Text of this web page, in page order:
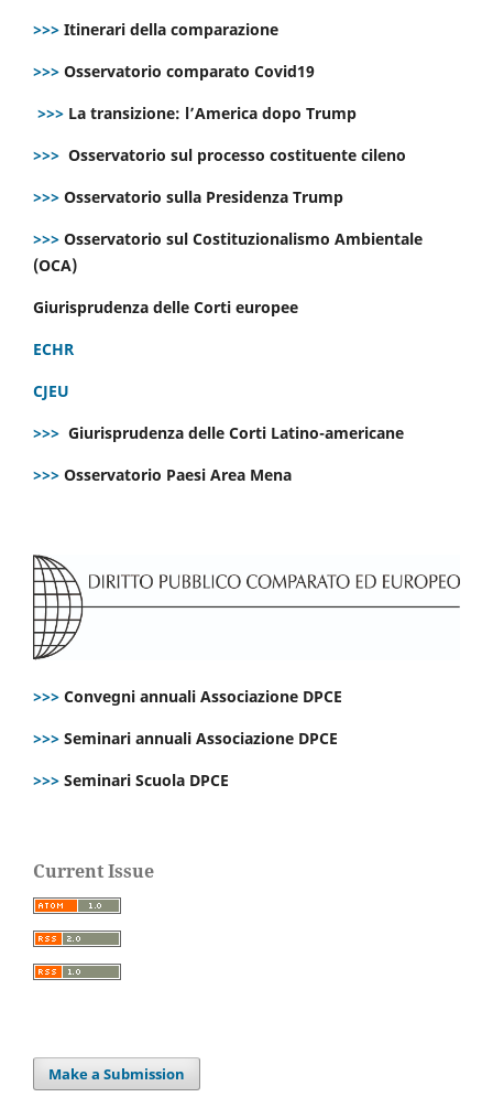
>>> Itinerari della comparazione
>>> Osservatorio comparato Covid19
>>> La transizione: l’America dopo Trump
>>> Osservatorio sul processo costituente cileno
>>> Osservatorio sulla Presidenza Trump
>>> Osservatorio sul Costituzionalismo Ambientale
(OCA)
Giurisprudenza delle Corti europee
ECHR
CJEU
>>> Giurisprudenza delle Corti Latino-americane
>>> Osservatorio Paesi Area Mena
>>> Convegni annuali Associazione DPCE
>>> Seminari annuali Associazione DPCE
>>> Seminari Scuola DPCE
Current Issue
Make a Submission